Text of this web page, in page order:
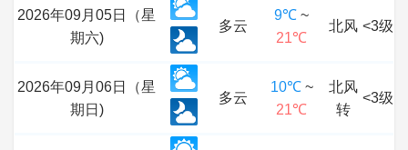
2026年09月05日（星
期六)
多云
9℃ ~
21℃
北风 <3级
2026年09月06日（星
期日)
多云
10℃~
21℃
北风
转
<3级